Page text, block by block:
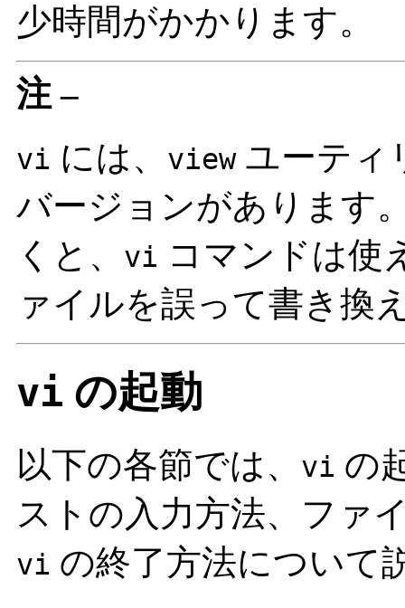
少時間がかかります。
注 –
vi には、 viewユーティ
バージョンがあります
くと、
vi コマンドは使
ァイルを誤って書き換
vi の起動
以下の各節では、 vi の
ストの入力方法、ファ
vi の終了方法について